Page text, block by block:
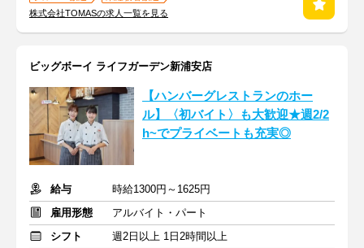
株式会社TOMASの求人一覧を見る
ビッグボーイ ライフガーデン新浦安店
【ハンバーグレストランのホー
ル】〈初バイト〉も大歓迎★週2/2
h~でプライベートも充実◎
給与
時給1300円～1625円
雇用形態
アルバイト・パート
シフト
週2日以上 1日2時間以上